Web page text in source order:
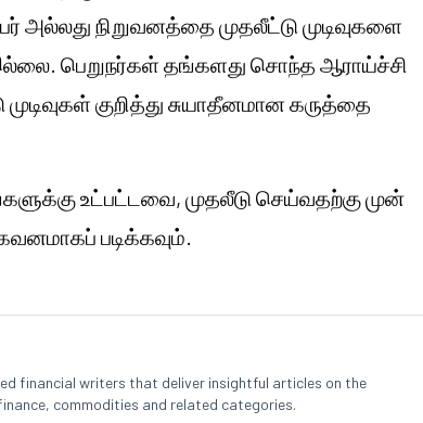
நிறுவனத்தை முதலீட்டு முடிவுகளை
பெறுநர்கள் தங்களது சொந்த ஆராய்ச்சி
குறித்து சுயாதீனமான கருத்தை
உட்பட்டவை, முதலீடு செய்வதற்கு முன்
படிக்கவும்.
financial writers that deliver insightful articles on the
commodities and related categories.